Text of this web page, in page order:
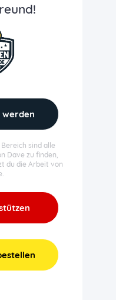
werden
sind alle
Dave zu finden,
du die Arbeit von